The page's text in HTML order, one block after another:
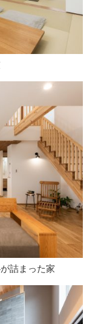
詰まった家